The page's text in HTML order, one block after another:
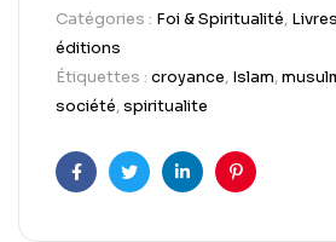
Catégories : Foi & Spiritualité, Livres
éditions
Étiquettes : croyance, Islam,
société,spiritualite
FacebookTwitterLinkedInPinterest